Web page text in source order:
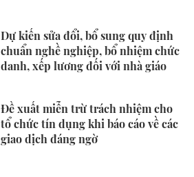
Dự kiến sửa đổi, bổ sung quy định
chuẩn nghề nghiệp, bổ nhiệm chức
danh, xếp lương đối với nhà giáo
Đề xuất miễn trừ trách nhiệm cho
tổ chức tín dụng khi báo cáo về các
giao dịch đáng ngờ